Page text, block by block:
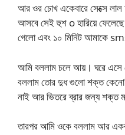
আর ওর চোখ একেবারে সেক্সে লাল
আসবে সেই হুশ o হারিয়ে
গেলো এবং ১০ মিনিট আমাকে
আমি বললাম চলে আয়। ঘরে এসে
বললাম তোর দুধ গুলো শক্ত
নাই আর ভিতরে ব্রার জন্য শক্ত
তারপর আমি ওকে বললাম আর